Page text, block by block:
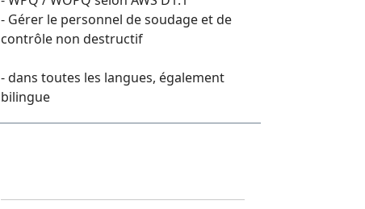
- Gérer le personnel de soudage et de
contrôle non destructif
- dans toutes les langues, également
bilingue